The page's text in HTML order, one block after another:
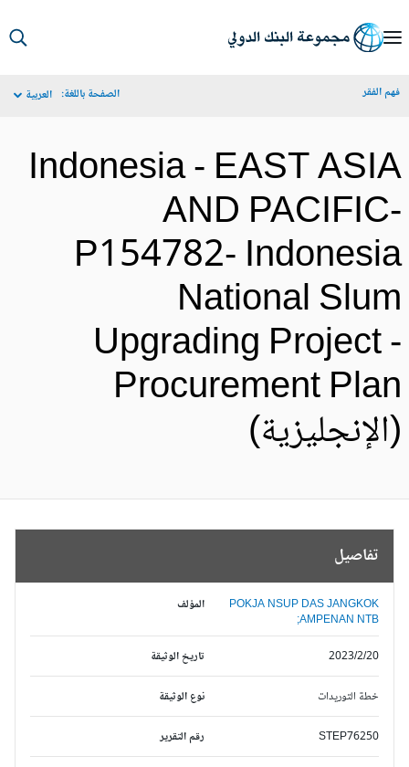
الفقر الصفحة باللغة: العربية
Indonesia - EAST
AND
P154782-
National
Upgrading Project
Procurement
تفاصيل
المؤلف
POKJA NSUP DAS JANGKOK
AMPENAN NTB;
تاريخ الوثيقة
2023/2/20
نوع الوثيقة خطة التوريدات
رقم التقرير STEP76250